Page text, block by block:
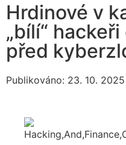
Hrdinové v
„bílí“
před
Publikováno: 23. 10. 2025